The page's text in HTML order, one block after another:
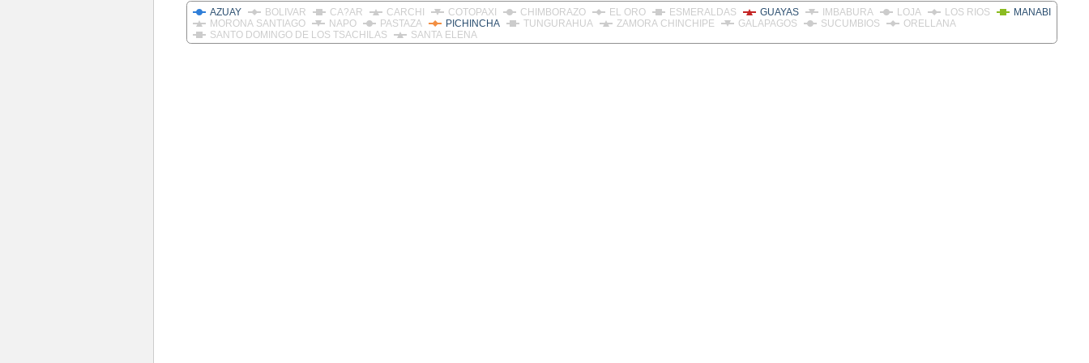
AZUAY BOLIVAR CA?AR CARCHI COTOPAXI CHIMBORAZO EL ORO ESMERALDAS GUAYAS IMBABURA LOJA LOS RIOS
MANABI
MORONA SANTIAGO
NAPO PASTAZA PICHINCHA TUNGURAHUA ZAMORA CHINCHIPE GALAPAGOS SUCUMBIOS
ORELLANA
SANTO DOMINGO DE LOS TSACHILAS
SANTA ELENA